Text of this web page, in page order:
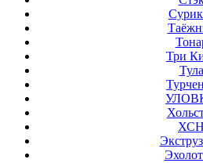
Три
Тула
ХСН